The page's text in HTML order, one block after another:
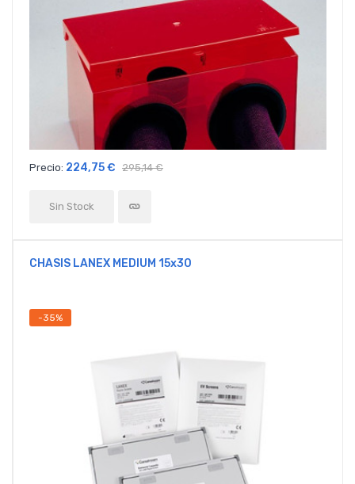
Precio: 224,75 € 295,14 €
Sin Stock
CHASIS LANEX MEDIUM 15x30
-35%